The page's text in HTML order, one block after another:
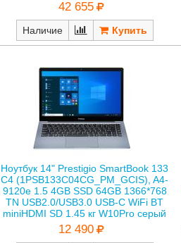
42 655
Наличие
Ноутбук 14" Prestigio SmartBook 133
C4 (1PSB133C04CG_PM_GCIS), A4-
9120e 1.5 4GB SSD 64GB 1366*768
TN USB2.0/USB3.0 USB-C WiFi BT
miniHDMI SD 1.45 кг W10Pro серый
12 490